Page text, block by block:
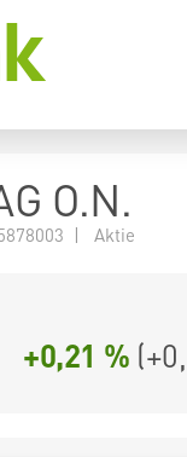
O.N.
| Aktie
+0,21 % (